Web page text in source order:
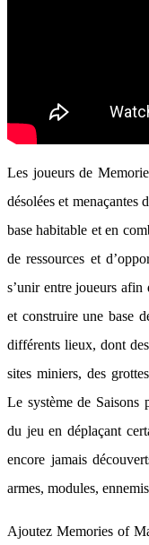
Les joueurs de
désolées et menaçantes
base habitable et en
de ressources et
s’unir entre joueurs
et construire une base
différents lieux, dont
sites miniers, des
Le système de Saisons
du jeu en déplaçant
encore jamais
armes, modules,
Ajoutez Memories of